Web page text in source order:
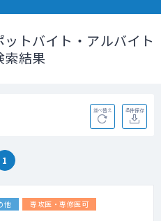
トバイト・アルバイト
索結果
並べ替え 条件保存
1
他 専攻医・専修医可